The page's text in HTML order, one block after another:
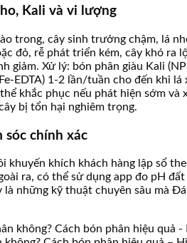
Kali và vi lượng
trong, cây sinh trưởng chậm, lá
đỏ, rễ phát triển kém, cây khó ra
giảm. Xử lý: bón phân giàu Kali
EDTA) 1-2 lần/tuần cho đến khi
khắc phục nếu phát hiện sớm
bị tổn hại nghiêm trọng.
sóc chính xác
khuyến khích khách hàng lập sổ
ra, có thể sử dụng app đo pH
những kỹ thuật chuyên sâu mà